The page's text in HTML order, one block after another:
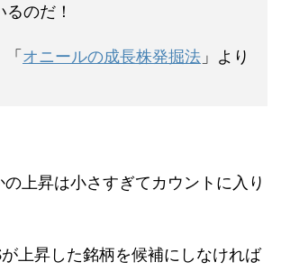
のだ！
「オニールの成長株発掘法 」より
上昇は小さすぎてカウントに入り
上昇した銘柄を候補にしなければ